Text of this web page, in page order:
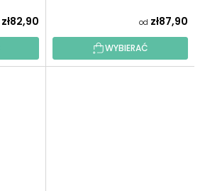
zł82,90 od zł87,90
WYBIERAĆ